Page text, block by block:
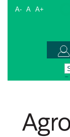
A- A A+